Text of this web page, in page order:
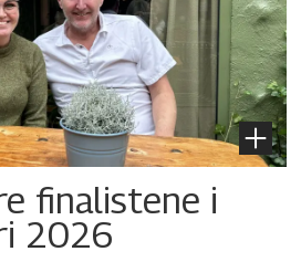
finalistene i
2026